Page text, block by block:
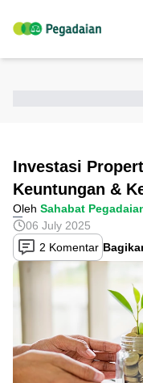
Investasi
Keuntungan &
Oleh Sahabat
06 July 2025
2 Komentar